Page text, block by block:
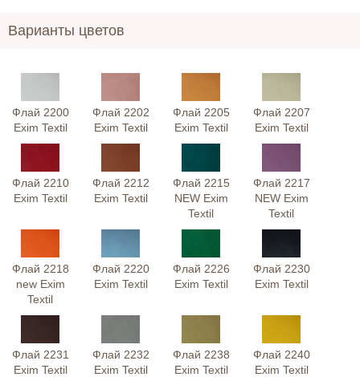
Варианты цветов
Флай 2200
Exim Textil
Флай 2202
Exim Textil
Флай 2205
Exim Textil
Флай 2207
Exim Textil
Флай 2210
Exim Textil
Флай 2212
Exim Textil
Флай 2215
NEW Exim
Textil
Флай 2217
NEW Exim
Textil
Флай 2218
new Exim
Textil
Флай 2220
Exim Textil
Флай 2226
Exim Textil
Флай 2230
Exim Textil
Флай 2231
Exim Textil
Флай 2232
Exim Textil
Флай 2238
Exim Textil
Флай 2240
Exim Textil